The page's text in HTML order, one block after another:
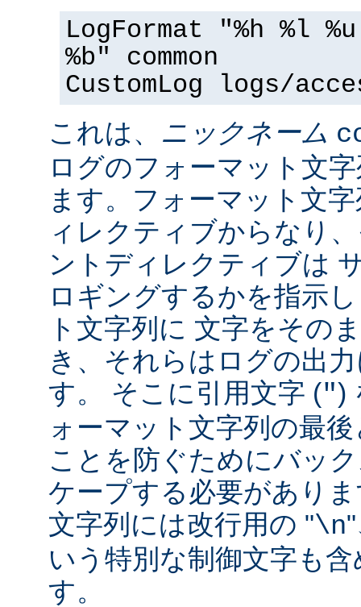
LogFormat "%h %l
%b" common
CustomLog logs/
これは、 ニックネーム
ログのフォーマット文
ます。フォーマット文
ィレクティブからなり
ントディレクティブは
ロギングするかを指示
ト文字列に 文字をその
き、それらはログの出
す。 そこに引用文字 (")
ォーマット文字列の最
ことを防ぐためにバッ
ケープする必要があり
文字列には改行用の "\n
いう特別な制御文字も
す。